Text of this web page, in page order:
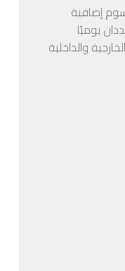
إضافية
يوميًا
والداخلية